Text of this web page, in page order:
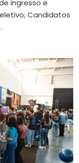
ingresso e
Candidatos